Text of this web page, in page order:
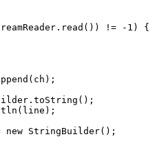
!= -1) {
new StringBuilder();